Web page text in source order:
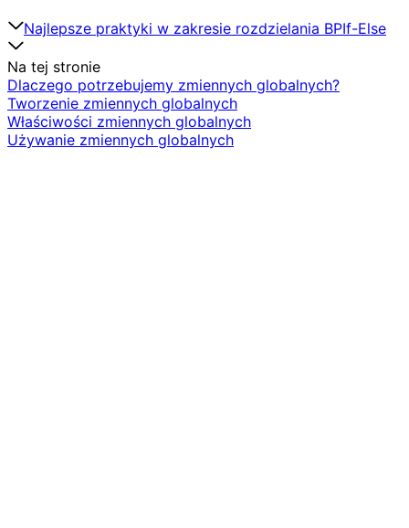
Najlepsze praktyki w zakresie rozdzielania BPIf-Else
Na tej stronie
Dlaczego potrzebujemy zmiennych globalnych?
Tworzenie zmiennych globalnych
Właściwości zmiennych globalnych
Używanie zmiennych globalnych